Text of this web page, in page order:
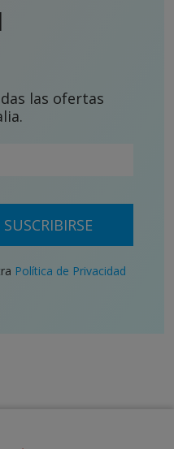
las ofertas
SUSCRIBIRSE
Política de Privacidad